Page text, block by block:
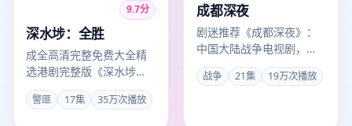
9.7分
深水埗：全胜
成全高清完整免费大全精
选港剧完整版《深水埗：
全胜》，2008年3月1日正
式收录。导演王家卫，主
警匪 17集 35万次播放
成都深夜
剧迷推荐《成都深夜》：
中国大陆战争电视剧，
2018年洛阳出品，2018年
6月6日收录成全观看高
战争 21集 19万次播放